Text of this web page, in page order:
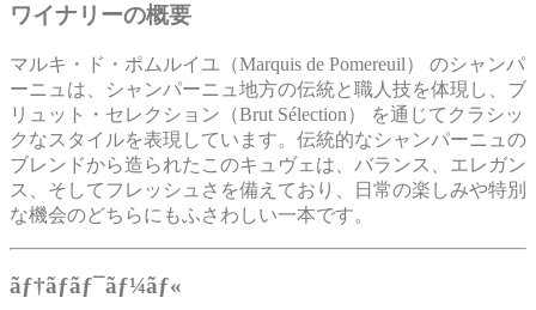
ワイナリーの概要
マルキ・ド・ポムルイユ（Marquis de Pomereuil） のシャンパ
ーニュは、シャンパーニュ地方の伝統と職人技を体現し、ブ
リュット・セレクション（Brut Sélection） を通じてクラシッ
クなスタイルを表現しています。伝統的なシャンパーニュの
ブレンドから造られたこのキュヴェは、バランス、エレガン
ス、そしてフレッシュさを備えており、日常の楽しみや特別
な機会のどちらにもふさわしい一本です。
ãƒ†ãƒ­ãƒ¯ãƒ¼ãƒ«